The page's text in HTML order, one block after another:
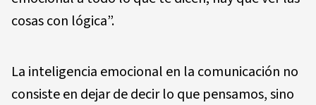
cosas con lógica”.
La inteligencia emocional en la comunicación no
consiste en dejar de decir lo que pensamos, sino